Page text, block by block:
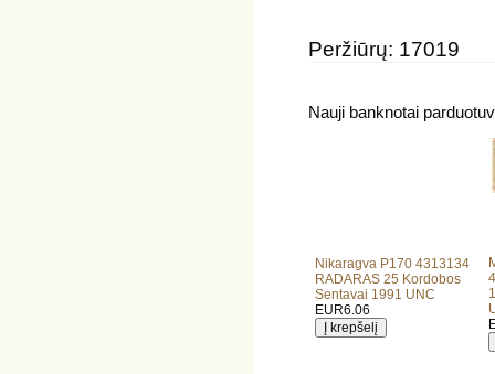
Peržiūrų: 17019
Nauji banknotai
Nikaragva P170 4313134
RADARAS 25 Kordobos
Sentavai 1991 UNC
EUR6.06